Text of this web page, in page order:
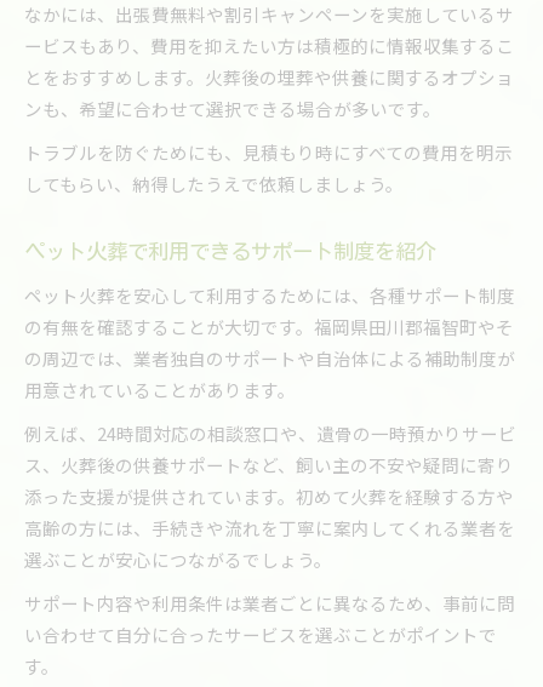
なかには、出張費無料や割引キャンペーンを実施しているサ
ービスもあり、費用を抑えたい方は積極的に情報収集するこ
とをおすすめします。火葬後の埋葬や供養に関するオプショ
ンも、希望に合わせて選択できる場合が多いです。
トラブルを防ぐためにも、見積もり時にすべての費用を明示
してもらい、納得したうえで依頼しましょう。
ペット火葬で利用できるサポート制度を紹介
ペット火葬を安心して利用するためには、各種サポート制度
の有無を確認することが大切です。福岡県田川郡福智町やそ
の周辺では、業者独自のサポートや自治体による補助制度が
用意されていることがあります。
例えば、24時間対応の相談窓口や、遺骨の一時預かりサービ
ス、火葬後の供養サポートなど、飼い主の不安や疑問に寄り
添った支援が提供されています。初めて火葬を経験する方や
高齢の方には、手続きや流れを丁寧に案内してくれる業者を
選ぶことが安心につながるでしょう。
サポート内容や利用条件は業者ごとに異なるため、事前に問
い合わせて自分に合ったサービスを選ぶことがポイントで
す。